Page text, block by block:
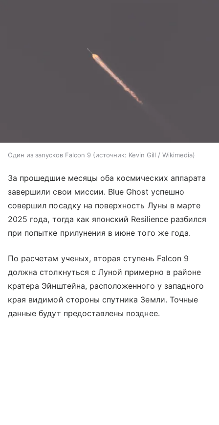
Один из запусков Falcon 9 источник: Kevin Gill / Wikimedia
За прошедшие месяцы оба космических аппарата
завершили свои миссии. Blue Ghost успешно
совершил посадку на поверхность Луны в марте
2025 года, тогда как японский Resilience разбился
при попытке прилунения в июне того же года.
По расчетам ученых, вторая ступень Falcon 9
должна столкнуться с Луной примерно в районе
кратера Эйнштейна, расположенного у западного
края видимой стороны спутника Земли. Точные
данные будут предоставлены позднее.